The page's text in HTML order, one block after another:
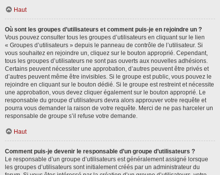
Haut
Où sont les groupes d’utilisateurs et comment puis-je en rejoindre un ?
Vous pouvez consulter tous les groupes d’utilisateurs en cliquant sur le lien
« Groupes d’utilisateurs » depuis le panneau de contrôle de l’utilisateur. Si
vous souhaitez en rejoindre un, cliquez sur le bouton approprié. Cependant,
tous les groupes d’utilisateurs ne sont pas ouverts aux nouvelles adhésions.
Certains peuvent nécessiter une approbation, d’autres peuvent être privés et
d’autres peuvent même être invisibles. Si le groupe est public, vous pouvez le
rejoindre en cliquant sur le bouton dédié. Si le groupe est restreint et nécessite
une approbation, vous devez cliquer également sur le bouton approprié. Le
responsable du groupe d’utilisateurs devra alors approuver votre requête et
pourra vous demander la raison de votre requête. Merci de ne pas harceler un
responsable de groupe s’il refuse votre demande.
Haut
Comment puis-je devenir le responsable d’un groupe d’utilisateurs ?
Le responsable d’un groupe d’utilisateurs est généralement assigné lorsque
les groupes d’utilisateurs sont initialement créés par un administrateur du